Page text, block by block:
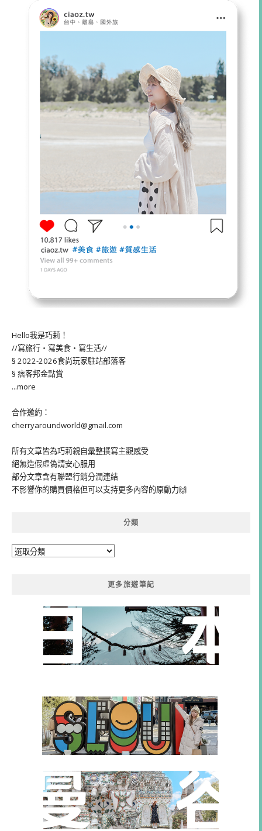
Hello我是巧莉！
//寫旅行・寫美食・寫生活//
§ 2022-2026食尚玩家駐站部落客
§ 痞客邦金點賞
...more
合作邀約：
cherryaroundworld@gmail.com
所有文章皆為巧莉親自彙整撰寫主觀感受
絕無造假虛偽請安心服用
部分文章含有聯盟行銷分潤連結
不影響你的購買價格但可以支持更多內容的原動力🙌
分類
分
更多旅遊筆記